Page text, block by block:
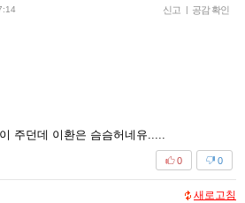
신고 | 공감 확인
주던데 이환은 슴슴허네유.....
0
0
새로고침